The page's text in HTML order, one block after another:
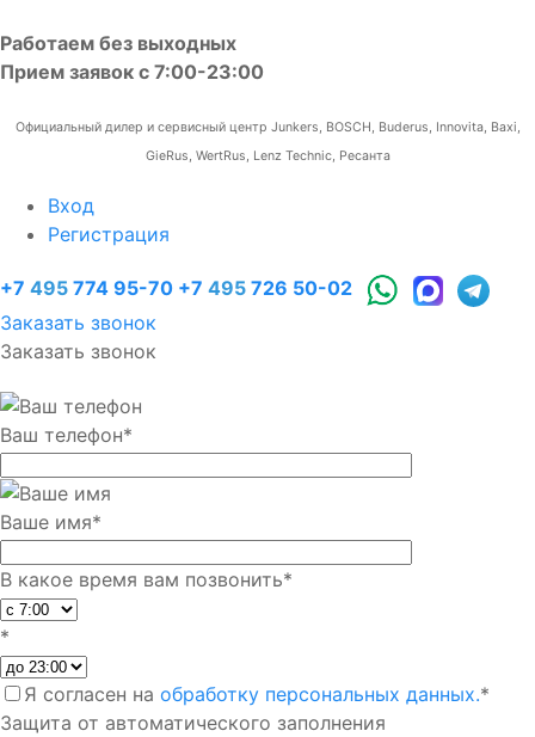
Работаем без выходных
Прием заявок с 7:00-23:00
Официальный дилер и сервисный центр Junkers, BOSCH, Buderus, Innovita, Baxi,
GieRus, WertRus, Lenz Technic, Ресанта
Вход
Регистрация
+7 495 774 95-70 +7 495 726 50-02
Заказать звонок
Заказать звонок
Ваш телефон*
Ваше имя*
В какое время вам позвонить*
*
Я согласен на обработку персональных данных.*
Защита от автоматического заполнения